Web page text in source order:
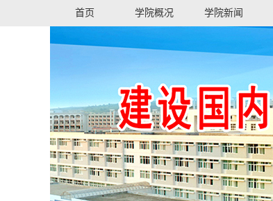
首页 学院概况 学院新闻